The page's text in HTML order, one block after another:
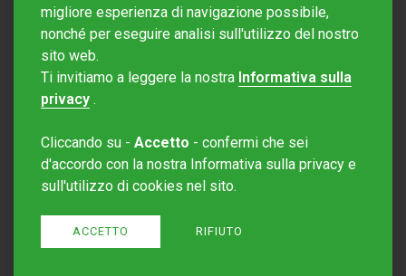
Editore Rotostampa SA
Sito creato daRedesign
migliore esperienza di navigazione possibile,
nonché per eseguire analisi sull'utilizzo del nostro
sito web.
Ti invitiamo a leggere la nostra Informativa sulla
privacy .
Cliccando su - Accetto - confermi che sei
d'accordo con la nostra Informativa sulla privacy e
sull'utilizzo di cookies nel sito.
ACCETTO RIFIUTO